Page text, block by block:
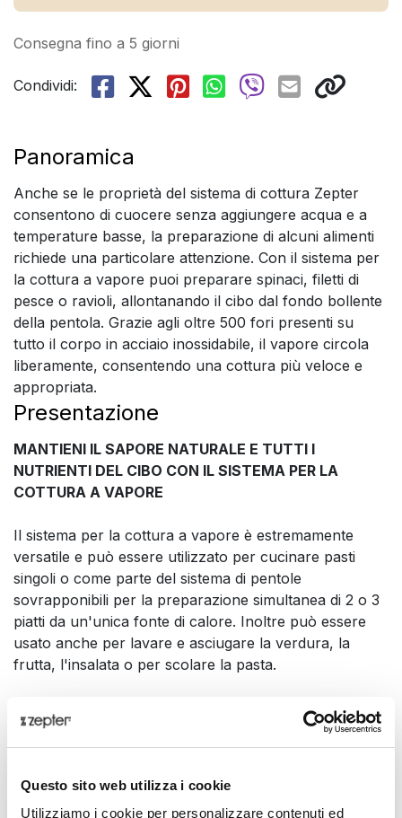
Questo sito web utilizza i cookie
Utilizziamo i cookie per personalizzare contenuti ed
Consegna fino a 5 giorni
Condividi:
Panoramica
Anche se le proprietà del sistema di cottura Zepter
consentono di cuocere senza aggiungere acqua e a
temperature basse, la preparazione di alcuni alimenti
richiede una particolare attenzione. Con il sistema per
la cottura a vapore puoi preparare spinaci, filetti di
pesce o ravioli, allontanando il cibo dal fondo bollente
della pentola. Grazie agli oltre 500 fori presenti su
tutto il corpo in acciaio inossidabile, il vapore circola
liberamente, consentendo una cottura più veloce e
appropriata.
Presentazione
MANTIENI IL SAPORE NATURALE E TUTTI I
NUTRIENTI DEL CIBO CON IL SISTEMA PER LA
COTTURA A VAPORE
Il sistema per la cottura a vapore è estremamente
versatile e può essere utilizzato per cucinare pasti
singoli o come parte del sistema di pentole
sovrapponibili per la preparazione simultanea di 2 o 3
piatti da un'unica fonte di calore. Inoltre può essere
usato anche per lavare e asciugare la verdura, la
frutta, l'insalata o per scolare la pasta.
Il sistema per la cottura a vapore può essere utilizzato
in combinazione con il rivoluzionario sistema di cottura
a pressione di Zepter: il Syncro-Clik®. Basta
casseruola Masterpiece, aggiungere gli ingredienti,